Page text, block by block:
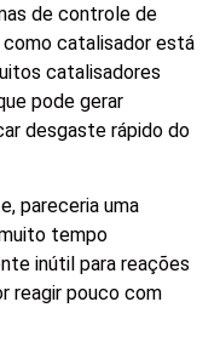
de controle de
como catalisador está
catalisadores
pode gerar
desgaste rápido do
pareceria uma
tempo
inútil para reações
reagir pouco com